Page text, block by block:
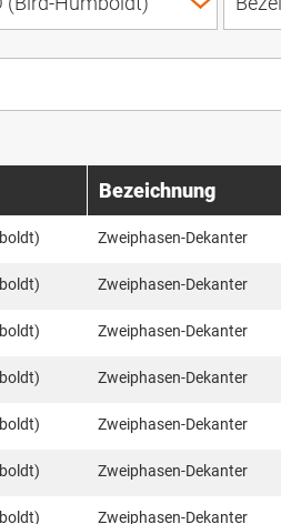
Bezeichnung
Zweiphasen-Dekanter
Zweiphasen-Dekanter
Zweiphasen-Dekanter
Zweiphasen-Dekanter
Zweiphasen-Dekanter
Zweiphasen-Dekanter
Zweiphasen-Dekanter